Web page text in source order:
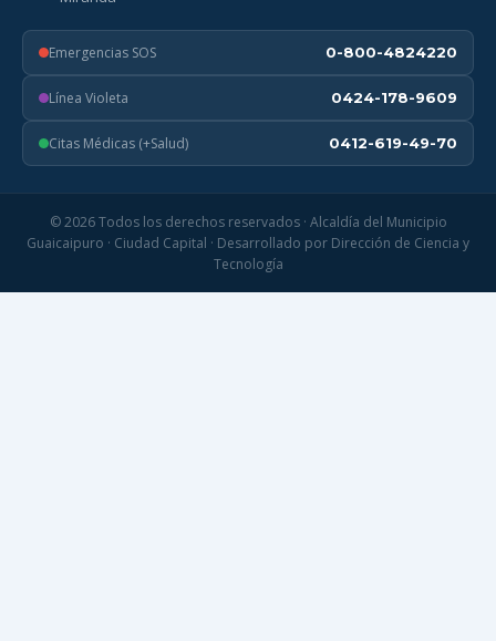
Emergencias SOS 0-800-4824220
Línea Violeta 0424-178-9609
Citas Médicas (+Salud) 0412-619-49-70
© 2026 Todos los derechos reservados · Alcaldía del Municipio
Guaicaipuro · Ciudad Capital · Desarrollado por Dirección de Ciencia y
Tecnología